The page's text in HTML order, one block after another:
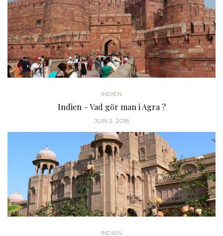
INDIEN
Indien – Vad gör man i Agra ?
JUIN 2, 2018
INDIEN